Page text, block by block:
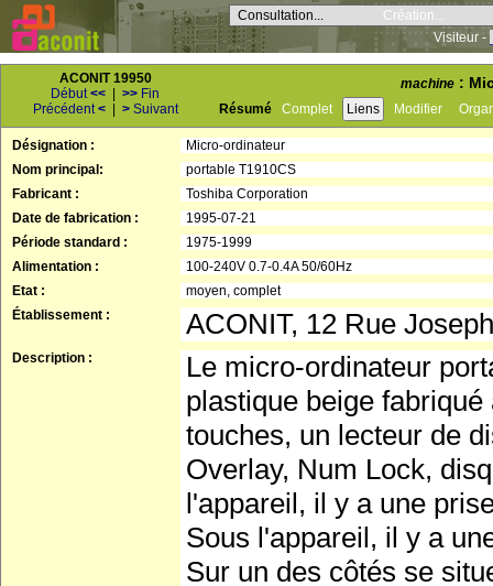
Consultation...
Création...
Visiteur -
ACONIT 19950
Début<< >> Fin
Précédent< > Suivant
machine :
Résumé Complet Liens Modifier
Désignation :
Micro-ordinateur
Nom principal:
portable T1910CS
Fabricant :
Toshiba Corporation
Date de fabrication :
1995-07-21
Période standard :
1975-1999
Alimentation :
100-240V 0.7-0.4A 50/60Hz
Etat :
moyen, complet
Établissement :
ACONIT, 12 Rue
Description :
Le micro-ordinateur
plastique beige
touches, un lecteur de
Overlay, Num Lock,
l'appareil, il y a une
Sous l'appareil, il y a
Sur un des côtés se